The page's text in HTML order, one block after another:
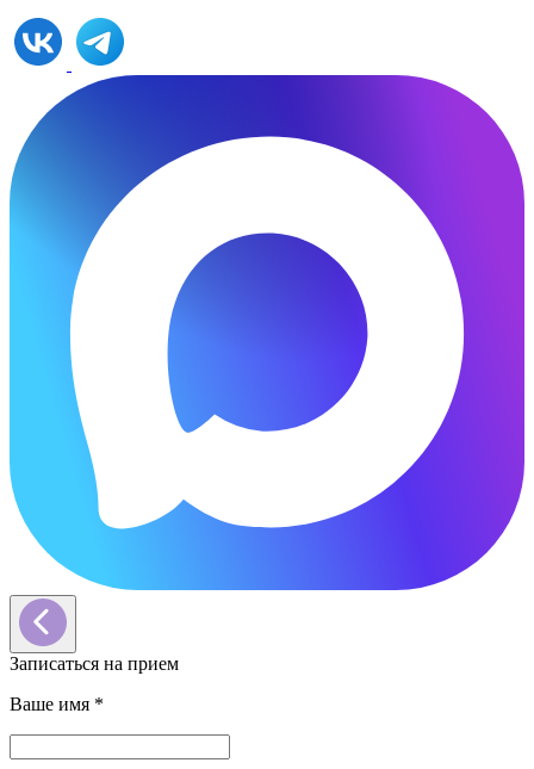
Записаться на прием
Ваше имя *